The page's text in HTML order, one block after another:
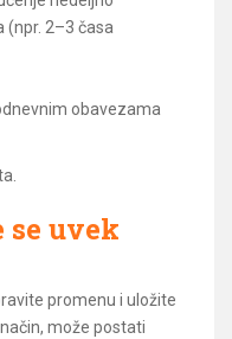
(npr. 2–3 časa
obavezama
se uvek
promenu i uložite
može postati